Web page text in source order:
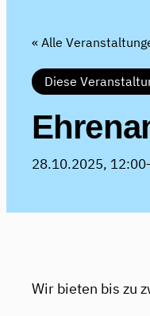
« Alle
Diese
28.10.2025, 12:00
Wir bieten bis zu